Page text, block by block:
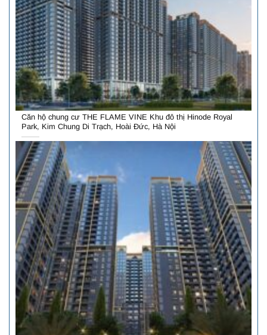
Căn hộ chung cư THE FLAME VINE Khu đô thị Hinode Royal
Park, Kim Chung Di Trạch, Hoài Đức, Hà Nội